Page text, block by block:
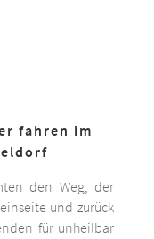
fahren im
den Weg, der
und zurück
für unheilbar